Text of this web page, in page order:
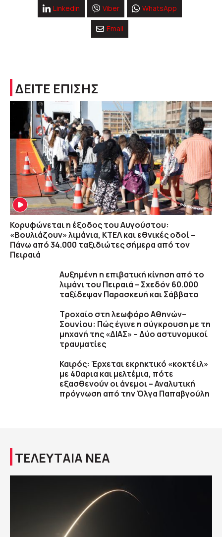
Linkedin Viber WhatsApp
Email
ΔΕΙΤΕ ΕΠΙΣΗΣ
Κορυφώνεται η έξοδος του Αυγούστου:
«Βουλιάζουν» λιμάνια, ΚΤΕΛ και εθνικές οδοί –
Πάνω από 34.000 ταξιδιώτες σήμερα από τον
Πειραιά
Αυξημένη η επιβατική κίνηση από το
λιμάνι του Πειραιά – Σχεδόν 60.000
ταξίδεψαν Παρασκευή και Σάββατο
Τροχαίο στη λεωφόρο Αθηνών–
Σουνίου: Πώς έγινε η σύγκρουση με τη
μηχανή της «ΔΙΑΣ» – Δύο αστυνομικοί
τραυματίες
Καιρός: Έρχεται εκρηκτικό «κοκτέιλ»
με 40αρια και μελτέμια, πότε
εξασθενούν οι άνεμοι – Αναλυτική
πρόγνωση από την Όλγα Παπαβγούλη
ΤΕΛΕΥΤΑΙΑ ΝΕΑ